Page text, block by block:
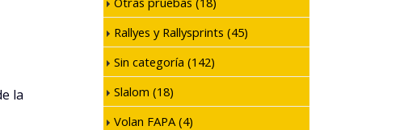
la
Rallyes y Rallysprints (45)
Sin categoría (142)
Slalom (18)
Volan FAPA(4)